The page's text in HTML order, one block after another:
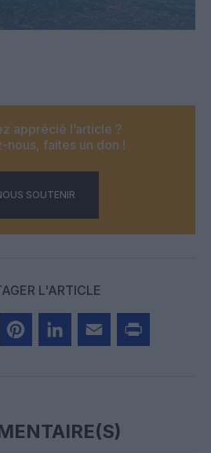
apprécié l’article ?
nous, faites un don !
SOUTENIR
L'ARTICLE